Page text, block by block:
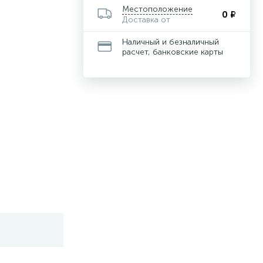
Местоположение
Доставка от
0 ₽
Наличный и безналичный
расчет, банковские карты